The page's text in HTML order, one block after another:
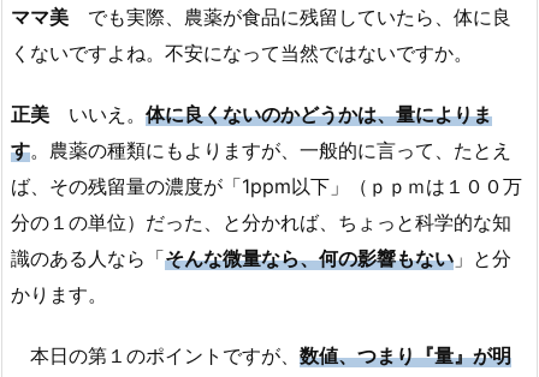
ママ美 でも実際、農薬が食品に残留していたら、体に良
くないですよね。不安になって当然ではないですか。
正美 いいえ。 体に良くないのかどうかは、量によりま
す。農薬の種類にもよりますが、一般的に言って、たとえ
ば、その残留量の濃度が「1ppm以下」（ｐｐｍは１００万
分の１の単位）だった、と分かれば、ちょっと科学的な知
識のある人なら「そんな微量なら、何の影響もない 」と分
かります。
本日の第１のポイントですが、 数値、つまり『量』が明